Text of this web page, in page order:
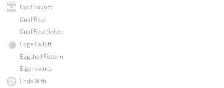
Dot Product
Dual Rest
Dual Rest Solver
Edge Falloff
Eggshell Pattern
Eigenvalues
Ends With